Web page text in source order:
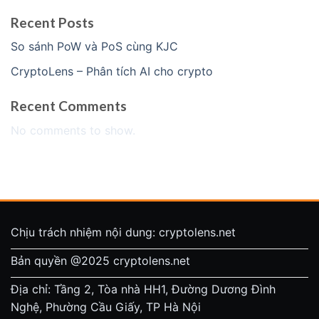
Recent Posts
So sánh PoW và PoS cùng KJC
CryptoLens – Phân tích AI cho crypto
Recent Comments
No comments to show.
Chịu trách nhiệm nội dung: cryptolens.net
Bản quyền @2025 cryptolens.net
Địa chỉ: Tầng 2, Tòa nhà HH1, Đường Dương Đình
Nghệ, Phường Cầu Giấy, TP Hà Nội